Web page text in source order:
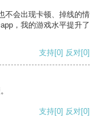
不会出现卡顿、掉线的情
，我的游戏水平提升了
支持[0] 反对[0]
支持[0] 反对[0]